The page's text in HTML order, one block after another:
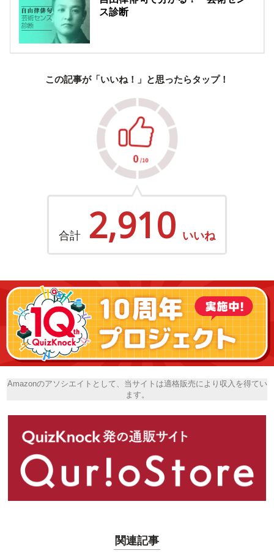
ス診断
この記事が「いいね！」と思ったらタップ！
合計 2,910 いいね
Amazonのアソシエイトとして、当サイトは適格販売により収入を得てい
ます。
関連記事